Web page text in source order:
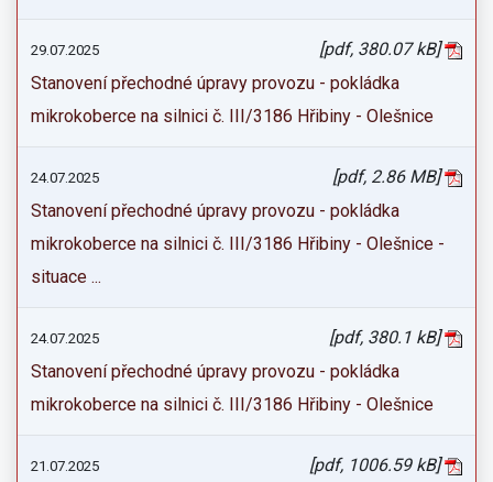
29.07.2025
[pdf, 380.07 kB]
Stanovení přechodné úpravy provozu - pokládka
mikrokoberce na silnici č. III/3186 Hřibiny - Olešnice
24.07.2025
[pdf, 2.86 MB]
Stanovení přechodné úpravy provozu - pokládka
mikrokoberce na silnici č. III/3186 Hřibiny - Olešnice -
situace ...
24.07.2025
[pdf, 380.1 kB]
Stanovení přechodné úpravy provozu - pokládka
mikrokoberce na silnici č. III/3186 Hřibiny - Olešnice
21.07.2025
[pdf, 1006.59 kB]